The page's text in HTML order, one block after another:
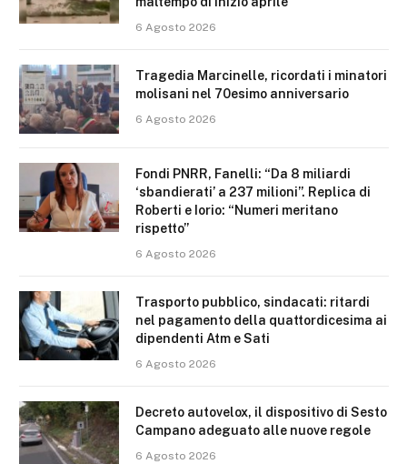
6 Agosto 2026
Tragedia Marcinelle, ricordati i minatori
molisani nel 70esimo anniversario
6 Agosto 2026
Fondi PNRR, Fanelli: “Da 8 miliardi
‘sbandierati’ a 237 milioni”. Replica di
Roberti e Iorio: “Numeri meritano
rispetto”
6 Agosto 2026
Trasporto pubblico, sindacati: ritardi
nel pagamento della quattordicesima ai
dipendenti Atm e Sati
6 Agosto 2026
Decreto autovelox, il dispositivo di Sesto
Campano adeguato alle nuove regole
6 Agosto 2026